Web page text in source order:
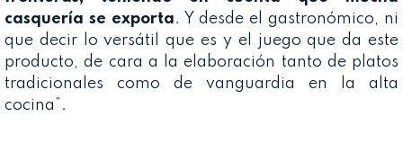
casquería se exporta. Y desde el gastronómico, ni
que decir lo versátil que es y el juego que da este
producto, de cara a la elaboración tanto de platos
tradicionales como de vanguardia en la alta
cocina”.